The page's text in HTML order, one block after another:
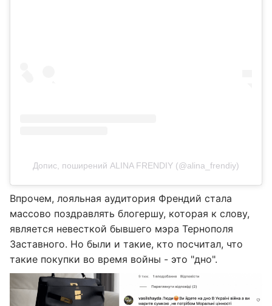
Допис, поширений ALINA FRENDIY (@alina_frendiy)
Впрочем, лояльная аудитория Френдий стала
массово поздравлять блогершу, которая к слову,
является невесткой бывшего мэра Тернополя
Заставного. Но были и такие, кто посчитал, что
такие покупки во время войны - это "дно".